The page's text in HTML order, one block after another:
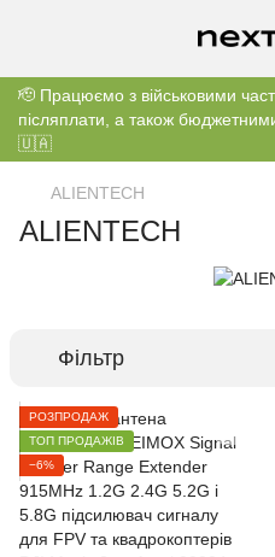
🫡 Працюємо з військовими
післяплати, а також
🇺🇦
ALIENTECH
ALIENTECH
Фільтр
РОЗПРОДАЖ
ТОП ПРОДАЖІВ
−6%